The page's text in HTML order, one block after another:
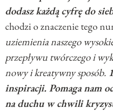
dodasz każdą cyfrę do
chodzi o znaczenie tego
uziemienia naszego
przepływu twórczego i
nowy i kreatywny sposób.
inspiracji. Pomaga nam
na duchu w chwili